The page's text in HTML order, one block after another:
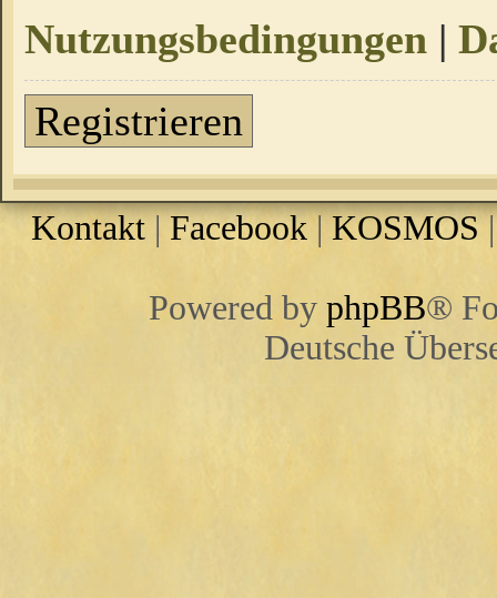
Nutzungsbedingungen |
Registrieren
Kontakt | Facebook |KOSMOS
Powered by phpBB®
Deutsche